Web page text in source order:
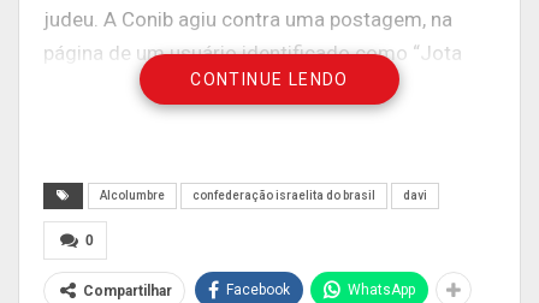
judeu. A Conib agiu contra uma postagem, na
página de um usuário identificado como “Jota
Júnior”, em razão de um ataque antissemita ao
presidente do Senado, Davi Alcolumbre.
iluminando o nosso Presidente Jair Messias
Bolsonaro porque ele tem em seu desfavor um
Judeu que está a frente do Senado Federal”. E
segue: “Como os judeus pensam? Os judeus são
CONTINUE LENDO
Alcolumbre confederação israelita do brasil davi
0
Compartilhar Facebook WhatsApp